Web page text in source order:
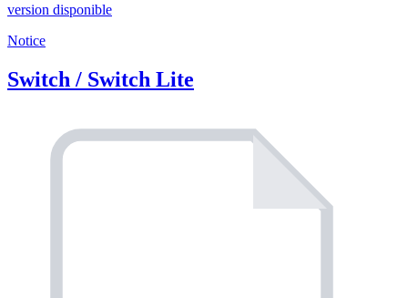
version disponible
Notice
Switch / Switch Lite